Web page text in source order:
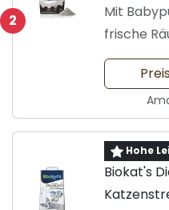
2
Mit
frische
Hohe
Biokat's